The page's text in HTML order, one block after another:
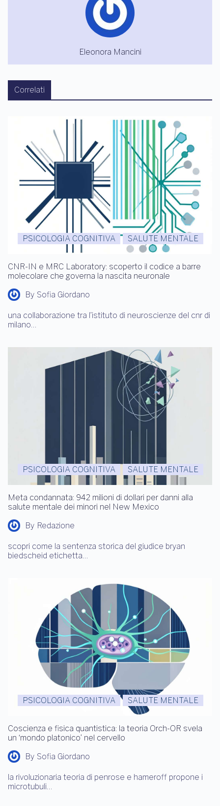
Eleonora Mancini
Correlati
PSICOLOGIA COGNITIVA SALUTE MENTALE
CNR-IN e MRC Laboratory: scoperto il codice a barre
molecolare che governa la nascita neuronale
By Sofia Giordano
una collaborazione tra l’istituto di neuroscienze del cnr di
milano…
PSICOLOGIA COGNITIVA SALUTE MENTALE
Meta condannata: 942 milioni di dollari per danni alla
salute mentale dei minori nel New Mexico
By Redazione
scopri come la sentenza storica del giudice bryan
biedscheid etichetta…
PSICOLOGIA COGNITIVA SALUTE MENTALE
Coscienza e fisica quantistica: la teoria Orch-OR svela
un ‘mondo platonico’ nel cervello
By Sofia Giordano
la rivoluzionaria teoria di penrose e hameroff propone i
microtubuli…